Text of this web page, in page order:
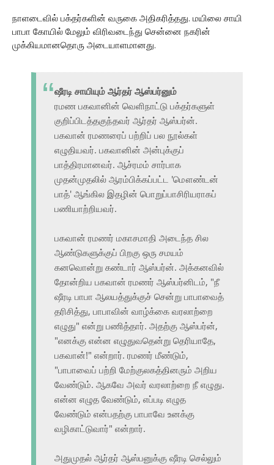
நாளடைவில் பக்தர்களின் வருகை அதிகரித்தது. மயிலை சாயி
பாபா கோயில் மேலும் விரிவடைந்து சென்னை நகரின்
முக்கியமானதொரு அடையாளமானது.
ஷீரடி சாயியும் ஆர்தர் ஆஸ்பர்னும்
ரமண பகவானின் வெளிநாட்டு பக்தர்களுள்
குறிப்பிடத்தகுந்தவர் ஆர்தர் ஆஸ்பர்ன்.
பகவான் ரமணரைப் பற்றிப் பல நூல்கள்
எழுதியவர். பகவானின் அன்புக்குப்
பாத்திரமானவர். ஆச்ரமம் சார்பாக
முதன்முதலில் ஆரம்பிக்கப்பட்ட 'மௌண்டன்
பாத்' ஆங்கில இதழின் பொறுப்பாசிரியராகப்
பணியாற்றியவர்.
பகவான் ரமணர் மகாசமாதி அடைந்த சில
ஆண்டுகளுக்குப் பிறகு ஒரு சமயம்
கனவொன்று கண்டார் ஆஸ்பர்ன். அக்கனவில்
தோன்றிய பகவான் ரமணர் ஆஸ்பர்னிடம், "நீ
ஷீரடி பாபா ஆலயத்துக்குச் சென்று பாபாவைத்
தரிசித்து, பாபாவின் வாழ்க்கை வரலாற்றை
எழுது" என்று பணித்தார். அதற்கு ஆஸ்பர்ன்,
"எனக்கு என்ன எழுதுவதென்று தெரியாதே,
பகவான்!" என்றார். ரமணர் மீண்டும்,
"பாபாவைப் பற்றி மேற்குலகத்தினரும் அறிய
வேண்டும். ஆகவே அவர் வரலாற்றை நீ எழுது.
என்ன எழுத வேண்டும், எப்படி எழுத
வேண்டும் என்பதற்கு பாபாவே உனக்கு
வழிகாட்டுவார்" என்றார்.
அதுமுதல் ஆர்தர் ஆஸ்பனுக்கு ஷீரடி செல்லும்